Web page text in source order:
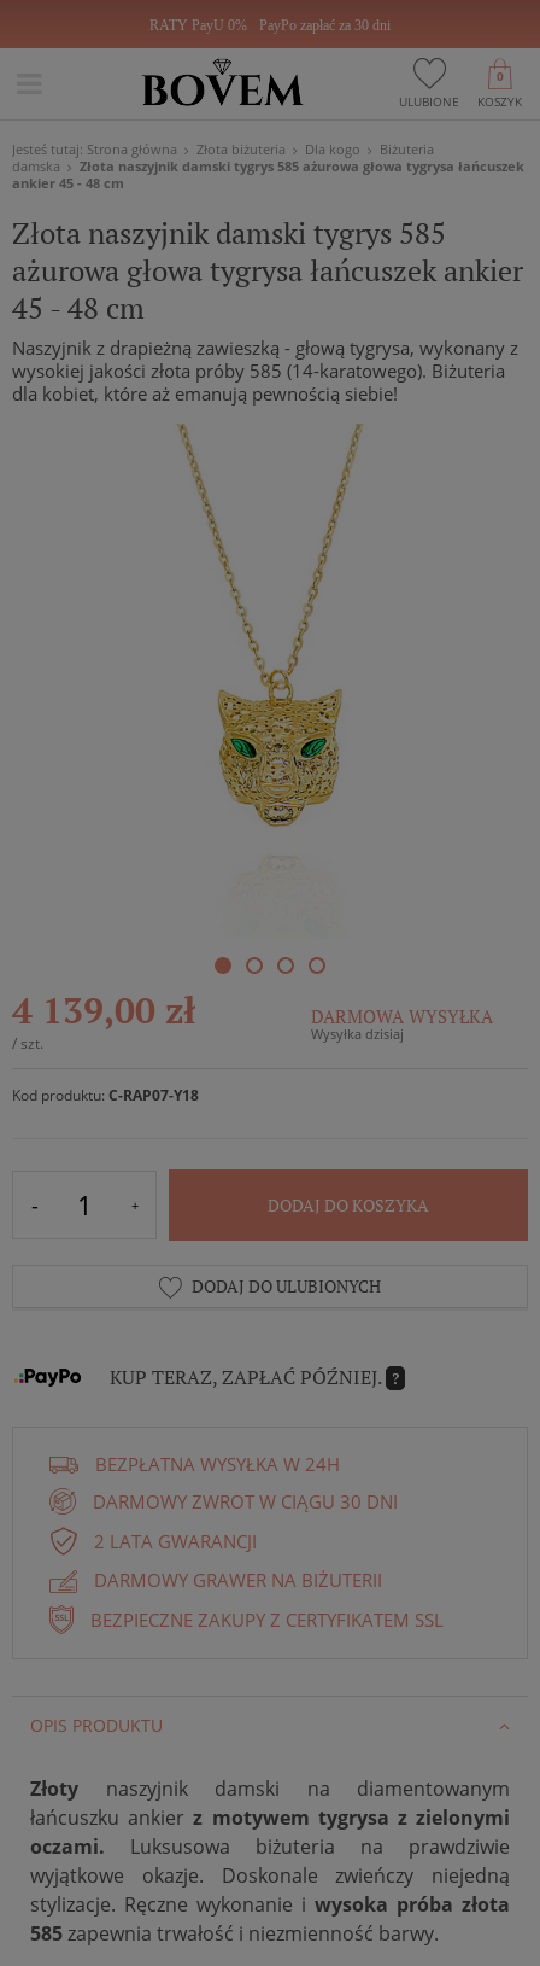
RATY PayU 0% PayPo zapłać za 30 dni
ULUBIONE KOSZYK
0
Jesteś tutaj: Strona główna Złota biżuteria Dla kogo
Biżuteria
damska
Złota naszyjnik damski tygrys 585 ażurowa głowa tygrysa łańcuszek
ankier 45 - 48 cm
Złota naszyjnik damski tygrys 585
ażurowa głowa tygrysa łańcuszek ankier
45 - 48 cm
Naszyjnik z drapieżną zawieszką - głową tygrysa, wykonany z
wysokiej jakości złota próby 585 (14-karatowego). Biżuteria
dla kobiet, które aż emanują pewnością siebie!
4 139,00 zł
/ szt.
DARMOWA WYSYŁKA
Wysyłka dzisiaj
Kod produktu: C-RAP07-Y18
DODAJ DO KOSZYKA
DODAJ DO ULUBIONYCH
KUP TERAZ, ZAPŁAĆ PÓŹNIEJ. ?
BEZPŁATNA WYSYŁKA W 24H
DARMOWY ZWROT W CIĄGU 30 DNI
2 LATA GWARANCJI
DARMOWY GRAWER NA BIŻUTERII
BEZPIECZNE ZAKUPY Z CERTYFIKATEM SSL
OPIS PRODUKTU
Złoty naszyjnik damski na diamentowanym
łańcuszku ankier z motywem tygrysa z zielonymi
oczami. Luksusowa biżuteria na prawdziwie
wyjątkowe okazje. Doskonale zwieńczy niejedną
stylizacje. Ręczne wykonanie i wysoka próba złota
585zapewnia trwałość i niezmienność barwy.